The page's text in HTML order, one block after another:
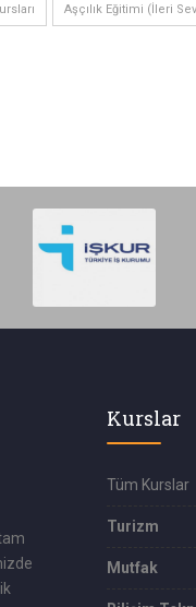
Aşçılık Eğitimi (İleri
Kurslar
Tüm Kurslar
Turizm
Mutfak